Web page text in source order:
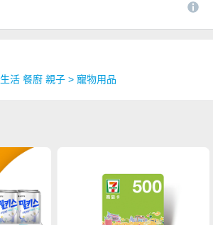
生活 餐廚 親子 > 寵物用品